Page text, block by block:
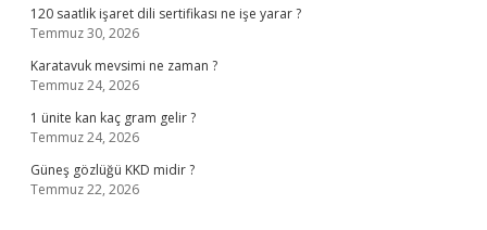
120 saatlik işaret dili sertifikası ne işe yarar ?
Temmuz 30, 2026
Karatavuk mevsimi ne zaman ?
Temmuz 24, 2026
1 ünite kan kaç gram gelir ?
Temmuz 24, 2026
Güneş gözlüğü KKD midir ?
Temmuz 22, 2026